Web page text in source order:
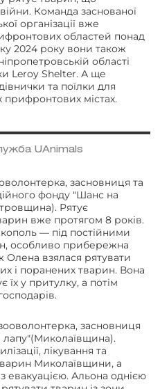
Команда заснованої
організації вже
областей понад
2024 року вони також
області
Leroy Shelter. А ще
та поїлки для
прифронтових містах.
UAnimals
засновниця та
фонду "Шанс на
Рятує
вже протягом 8 років.
— під постійними
особливо прибережна
Олена взялася рятувати
і поранених тварин. Вона
їх у притулку, а потім
засновниця
лапу"(Миколаївщина).
лікування та
Миколаївщини, а
евакуацією. Альона однією